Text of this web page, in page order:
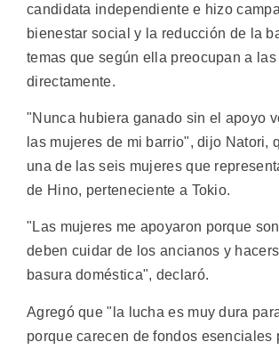
candidata independiente e hizo
bienestar social y la reducción de la
temas que según ella preocupan a
directamente.
"Nunca hubiera ganado sin el apoyo
las mujeres de mi barrio", dijo Natori,
una de las seis mujeres que
de Hino, perteneciente a Tokio.
"Las mujeres me apoyaron porque
deben cuidar de los ancianos y
basura doméstica", declaró.
Agregó que "la lucha es muy dura
porque carecen de fondos esenciales